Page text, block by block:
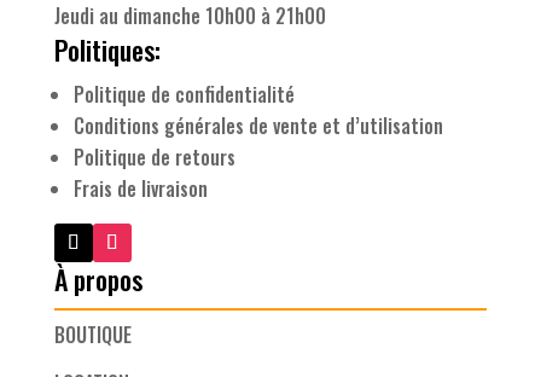
Jeudi au dimanche 10h00 à 21h00
Politiques:
Politique de confidentialité
Conditions générales de vente et d’utilisation
Politique de retours
Frais de livraison
À propos
BOUTIQUE